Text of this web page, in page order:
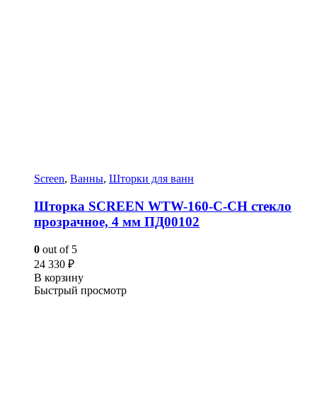
Screen, Ванны, Шторки для ванн
Шторка SCREEN WTW-160-C-CH стекло
прозрачное, 4 мм ПД00102
0 out of 5
24 330 ₽
В корзину
Быстрый просмотр